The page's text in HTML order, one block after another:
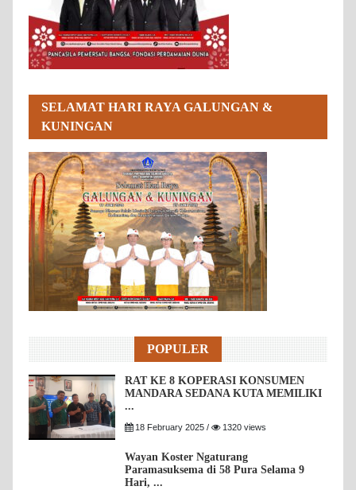
SELAMAT HARI RAYA GALUNGAN &
KUNINGAN
POPULER
RAT KE 8 KOPERASI KONSUMEN
MANDARA SEDANA KUTA MEMILIKI
...
18 February 2025 / 1320 views
Wayan Koster Ngaturang
Paramasuksema di 58 Pura Selama 9
Hari, ...